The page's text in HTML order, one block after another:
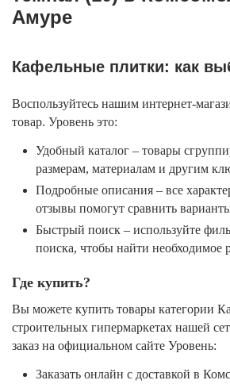
Амуре
Кафельные плитки: как
Воспользуйтесь нашим интернет-
товар. Уровень это:
Удобный каталог – товары
размерам, материалам и другим
Подробные описания – все
отзывы помогут сравнить
Быстрый поиск – используйте
поиска, чтобы найти необходимое
Где купить?
Вы можете купить товары категории
строительных гипермаркетах нашей
заказ на официальном сайте Уровень:
Заказать онлайн с доставкой в